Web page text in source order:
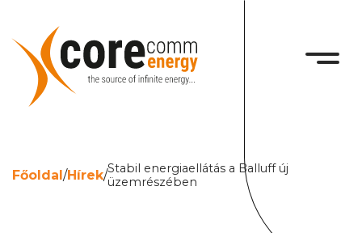
Főoldal/Hírek/Stabil energiaellátás a Balluff új
üzemrészében